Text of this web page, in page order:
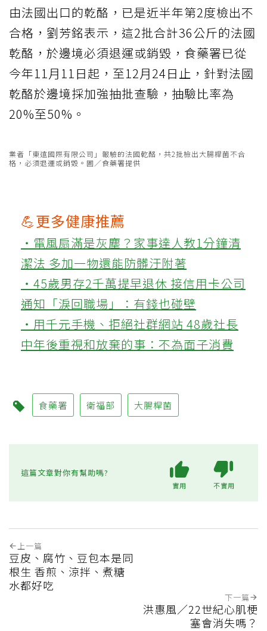
由法國出口的乾酪，已是近半年第2度檢出不
合格，劉芳銘表示，這2批合計36公斤的法國
乾酪，於邊境必須退運或銷毀，食藥署已從
今年11月11日起，至12月24日止，針對法國
乾酪於邊境採加強抽批查驗，抽驗比率為
20%至50%。
業者「東遠國際有限公司」報驗的法國乾酪，共2批檢出大腸桿菌不合
格，必須退運或銷毀。圖／食藥署提供
💪更多健康推薦
‧電風扇滿是灰塵？家事達人教1分鐘清
潔法 多加一物還能防髒汙附著
‧45歲男存2千萬提早退休 接信用卡公司
通知「淚回職場」：有錢也碰壁
‧用千元手機、拒絕社群網站 48歲社長
中年後重視和放棄的事：不為面子消費
食藥署 衛福部 大腸桿菌
這篇文章對你有幫助嗎?
實用 不實用
上一篇
豆皮、腐竹、豆包本是同
根生 香煎、涼拌、煮糖
水都好吃
下一篇
洪惠風／22世紀心肌梗
塞會消失嗎？